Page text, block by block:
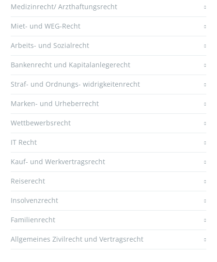
Medizinrecht/ Arzthaftungsrecht
Miet- und WEG-Recht
Arbeits- und Sozialrecht
Bankenrecht und Kapitalanlegerecht
Straf- und Ordnungs- widrigkeitenrecht
Marken- und Urheberrecht
Wettbewerbsrecht
IT Recht
Kauf- und Werkvertragsrecht
Reiserecht
Insolvenzrecht
Familienrecht
Allgemeines Zivilrecht und Vertragsrecht